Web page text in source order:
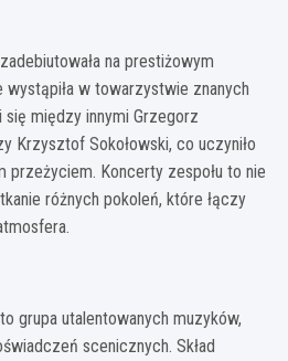
na prestiżowym
wystąpiła w towarzystwie znanych
między innymi Grzegorz
Krzysztof Sokołowski, co uczyniło
przeżyciem. Koncerty zespołu to nie
różnych pokoleń, które łączy
grupa utalentowanych muzyków,
scenicznych. Skład